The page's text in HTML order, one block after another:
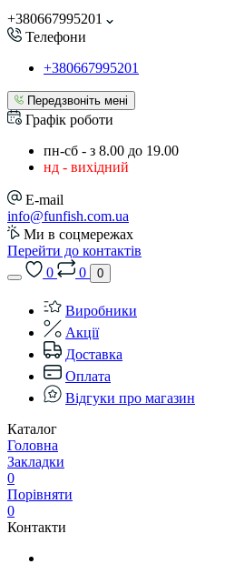
+380667995201
Телефони
+380667995201
Передзвоніть мені
Графік роботи
пн-сб - з 8.00 до 19.00
нд - вихідний
E-mail
info@funfish.com.ua
Ми в соцмережах
Перейти до контактів
0
0 0
Виробники
Акції
Доставка
Оплата
Відгуки про магазин
Каталог
Головна
Закладки
0
Порівняти
0
Контакти